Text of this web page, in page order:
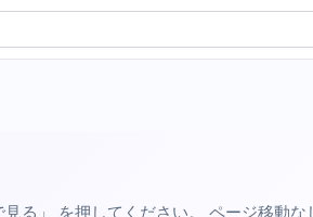
る」 を押してください。 ページ移動な